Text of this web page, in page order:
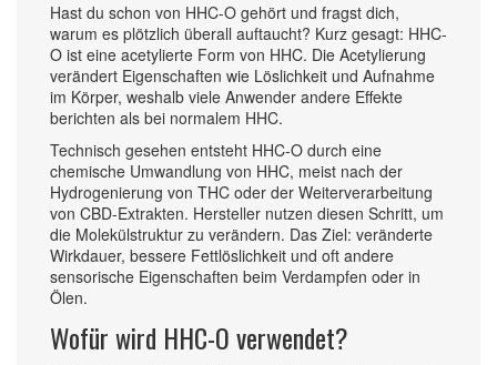
Hast du schon von HHC-O gehört und fragst dich,
warum es plötzlich überall auftaucht? Kurz gesagt: HHC-
O ist eine acetylierte Form von HHC. Die Acetylierung
verändert Eigenschaften wie Löslichkeit und Aufnahme
im Körper, weshalb viele Anwender andere Effekte
berichten als bei normalem HHC.
Technisch gesehen entsteht HHC-O durch eine
chemische Umwandlung von HHC, meist nach der
Hydrogenierung von THC oder der Weiterverarbeitung
von CBD-Extrakten. Hersteller nutzen diesen Schritt, um
die Molekülstruktur zu verändern. Das Ziel: veränderte
Wirkdauer, bessere Fettlöslichkeit und oft andere
sensorische Eigenschaften beim Verdampfen oder in
Ölen.
Wofür wird HHC-O verwendet?